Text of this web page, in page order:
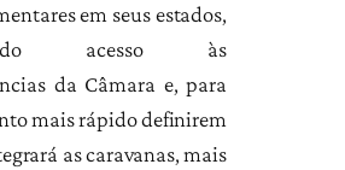
em seus estados,
acesso às
da Câmara e, para
mais rápido definirem
as caravanas, mais